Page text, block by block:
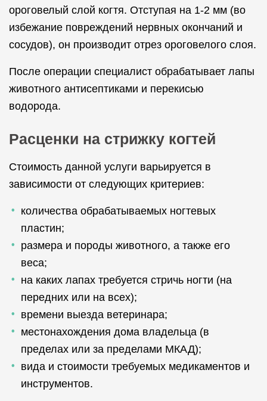
ороговелый слой когтя. Отступая на 1-2 мм (во
избежание повреждений нервных окончаний и
сосудов), он производит отрез ороговелого слоя.
После операции специалист обрабатывает лапы
животного антисептиками и перекисью
водорода.
Расценки на стрижку когтей
Стоимость данной услуги варьируется в
зависимости от следующих критериев:
количества обрабатываемых ногтевых
пластин;
размера и породы животного, а также его
веса;
на каких лапах требуется стричь ногти (на
передних или на всех);
времени выезда ветеринара;
местонахождения дома владельца (в
пределах или за пределами МКАД);
вида и стоимости требуемых медикаментов и
инструментов.